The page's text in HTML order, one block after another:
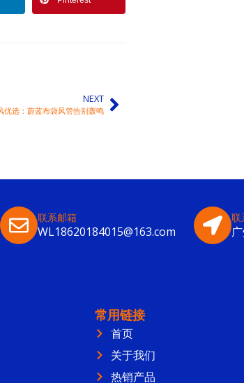
NEXT
优选：蔚蓝布袋风管告别轰鸣
联系邮箱
WL18620184015@163.com
联
常用链接
首页
关于我们
热销产品